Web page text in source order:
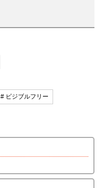
# ビジブルフリー